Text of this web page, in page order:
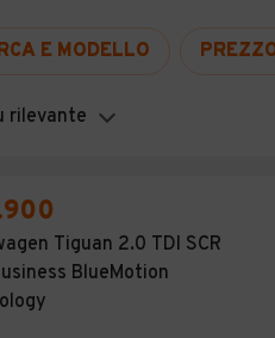
E MODELLO
rilevante
Tiguan 2.0 TDI SCR
BlueMotion